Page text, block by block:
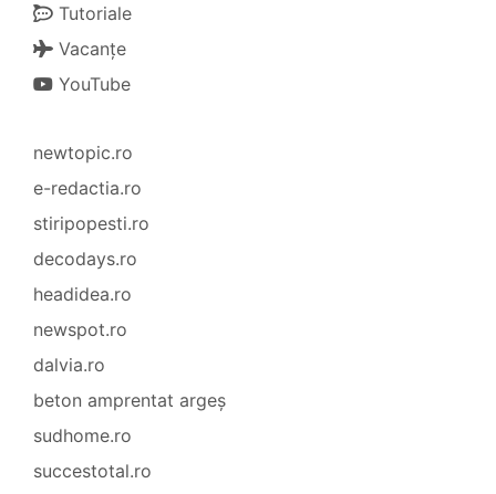
Tutoriale
Vacanțe
YouTube
newtopic.ro
e-redactia.ro
stiripopesti.ro
decodays.ro
headidea.ro
newspot.ro
dalvia.ro
beton amprentat argeș
sudhome.ro
succestotal.ro